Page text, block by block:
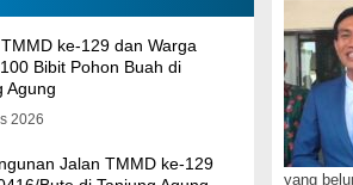
ke-129 dan Warga
Bibit Pohon Buah di
Agung
2026
Jalan TMMD ke-129
yang